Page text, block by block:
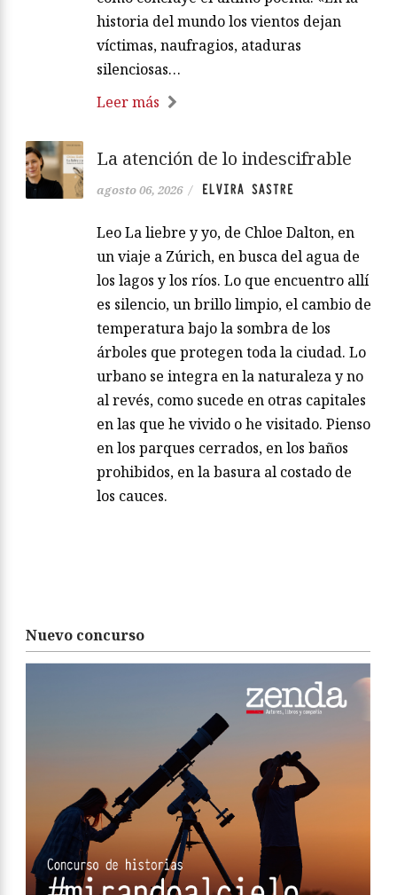
historia del mundo los vientos dejan
víctimas, naufragios, ataduras
silenciosas…
Leer más
La atención de lo indescifrable
agosto 06, 2026 / ELVIRA SASTRE
Leo La liebre y yo, de Chloe Dalton, en
un viaje a Zúrich, en busca del agua de
los lagos y los ríos. Lo que encuentro allí
es silencio, un brillo limpio, el cambio de
temperatura bajo la sombra de los
árboles que protegen toda la ciudad. Lo
urbano se integra en la naturaleza y no
al revés, como sucede en otras capitales
en las que he vivido o he visitado. Pienso
en los parques cerrados, en los baños
prohibidos, en la basura al costado de
los cauces.
Nuevo concurso